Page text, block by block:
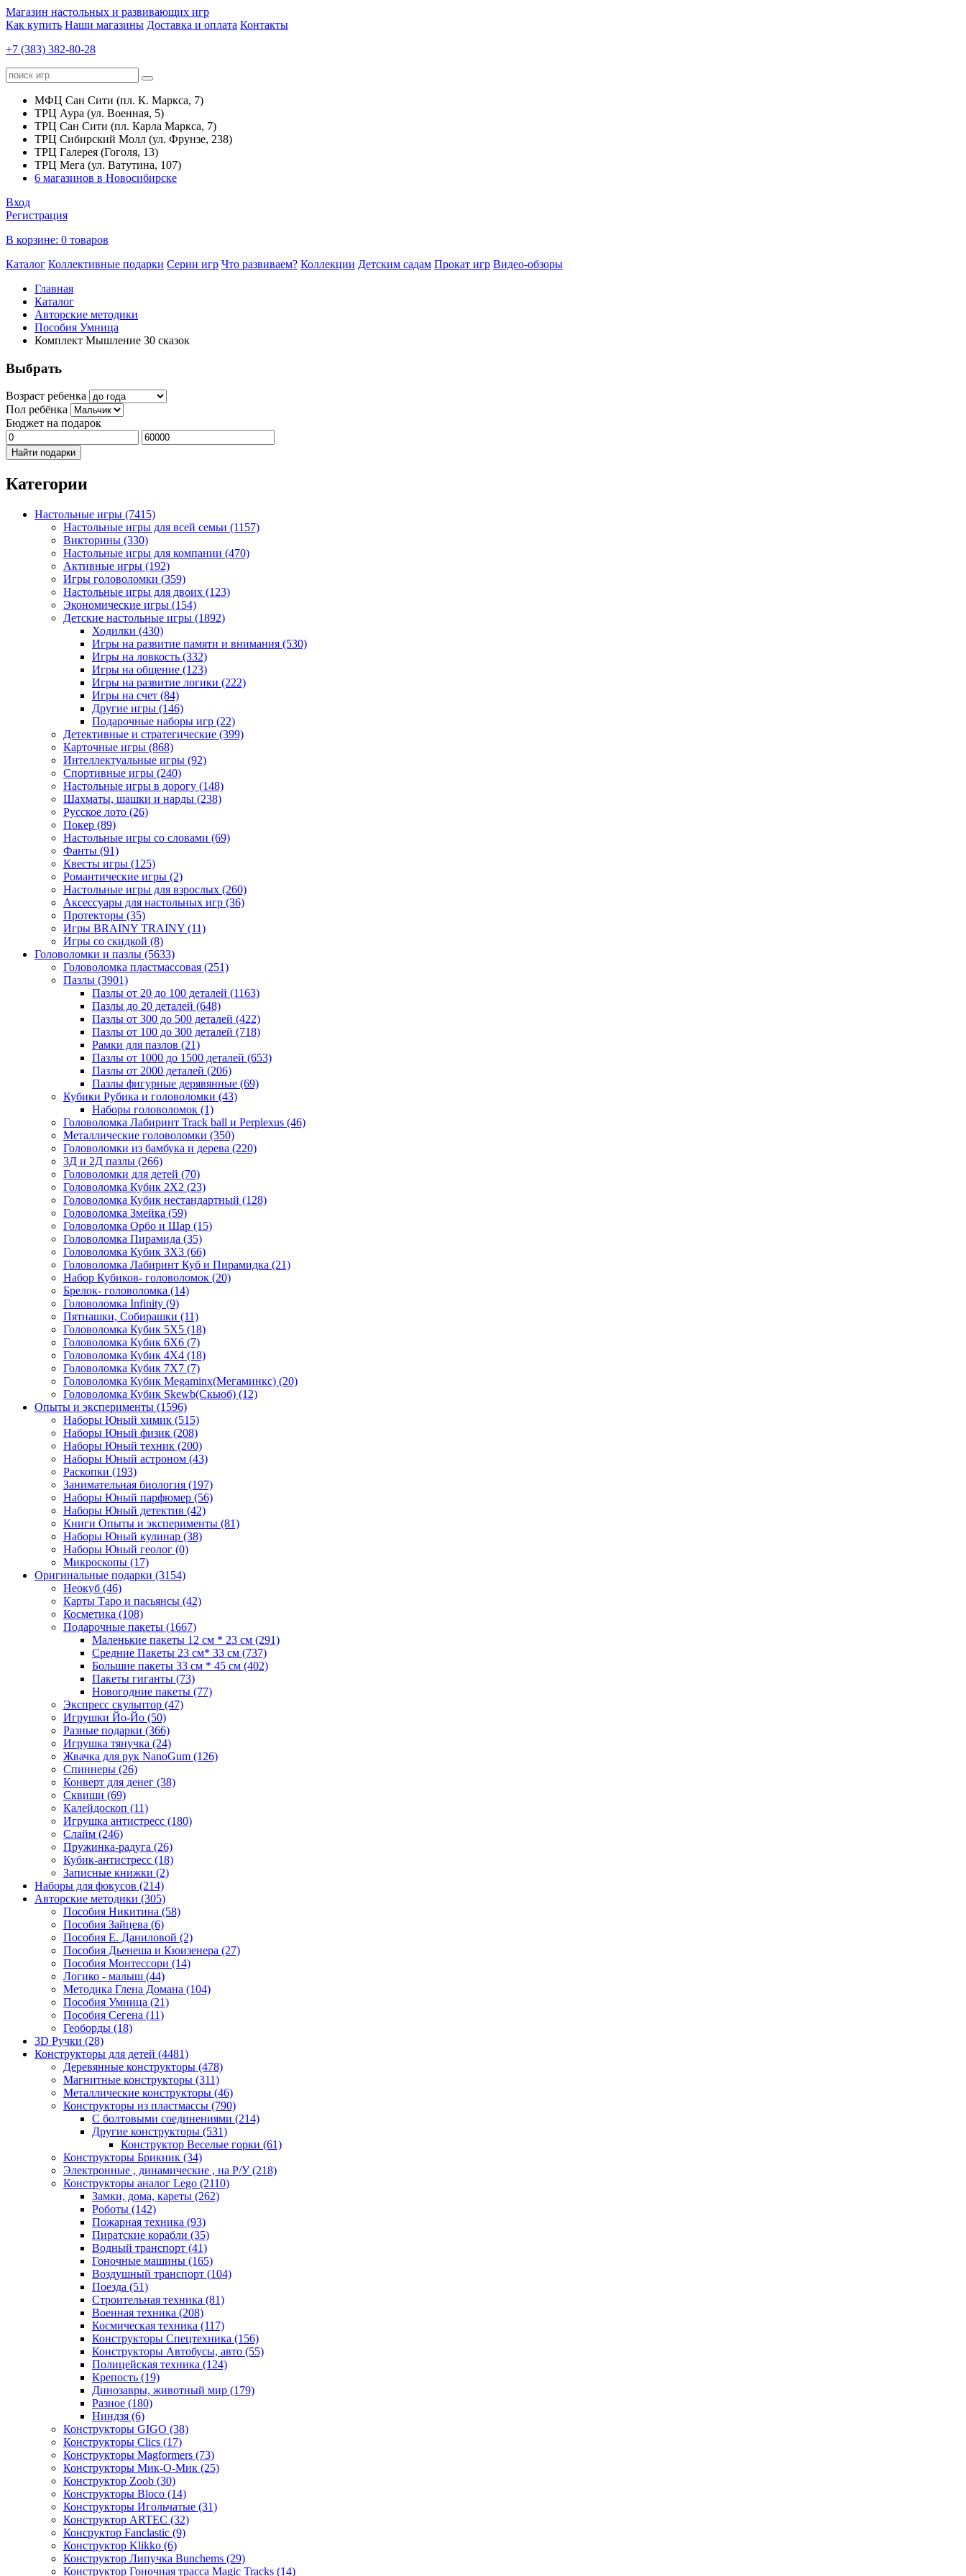
Магазин настольных и развивающих игр
Как купить Наши магазины Доставка и оплата Контакты
+7 (383) 382-80-28
МФЦ Сан Сити (пл. К. Маркса, 7)
ТРЦ Аура (ул. Военная, 5)
ТРЦ Сан Сити (пл. Карла Маркса, 7)
ТРЦ Сибирский Молл (ул. Фрунзе, 238)
ТРЦ Галерея (Гоголя, 13)
ТРЦ Мега (ул. Ватутина, 107)
6 магазинов в Новосибирске
Вход
Регистрация
В корзине: 0 товаров
Каталог Коллективные подарки Серии игр Что развиваем? Коллекции Детским садам Прокат игр Видео-обзоры
Главная
Каталог
Авторские методики
Пособия Умница
Комплект Мышление 30 сказок
Выбрать
Возраст ребенка
Пол ребёнка
Бюджет на подарок
Найти подарки
Категории
Настольные игры (7415)
Настольные игры для всей семьи (1157)
Викторины (330)
Настольные игры для компании (470)
Активные игры (192)
Игры головоломки (359)
Настольные игры для двоих (123)
Экономические игры (154)
Детские настольные игры (1892)
Ходилки (430)
Игры на развитие памяти и внимания (530)
Игры на ловкость (332)
Игры на общение (123)
Игры на развитие логики (222)
Игры на счет (84)
Другие игры (146)
Подарочные наборы игр (22)
Детективные и стратегические (399)
Карточные игры (868)
Интеллектуальные игры (92)
Спортивные игры (240)
Настольные игры в дорогу (148)
Шахматы, шашки и нарды (238)
Русское лото (26)
Покер (89)
Настольные игры со словами (69)
Фанты (91)
Квесты игры (125)
Романтические игры (2)
Настольные игры для взрослых (260)
Аксессуары для настольных игр (36)
Протекторы (35)
Игры BRAINY TRAINY (11)
Игры со скидкой (8)
Головоломки и пазлы (5633)
Головоломка пластмассовая (251)
Пазлы (3901)
Пазлы от 20 до 100 деталей (1163)
Пазлы до 20 деталей (648)
Пазлы от 300 до 500 деталей (422)
Пазлы от 100 до 300 деталей (718)
Рамки для пазлов (21)
Пазлы от 1000 до 1500 деталей (653)
Пазлы от 2000 деталей (206)
Пазлы фигурные дерявянные (69)
Кубики Рубика и головоломки (43)
Наборы головоломок (1)
Головоломка Лабиринт Track ball и Perplexus (46)
Металлические головоломки (350)
Головоломки из бамбука и дерева (220)
3Д и 2Д пазлы (266)
Головоломки для детей (70)
Головоломка Кубик 2Х2 (23)
Головоломка Кубик нестандартный (128)
Головоломка Змейка (59)
Головоломка Орбо и Шар (15)
Головоломка Пирамида (35)
Головоломка Кубик 3Х3 (66)
Головоломка Лабиринт Куб и Пирамидка (21)
Набор Кубиков- головоломок (20)
Брелок- головоломка (14)
Головоломка Infinity (9)
Пятнашки, Собирашки (11)
Головоломка Кубик 5Х5 (18)
Головоломка Кубик 6Х6 (7)
Головоломка Кубик 4Х4 (18)
Головоломка Кубик 7Х7 (7)
Головоломка Кубик Megaminx(Мегаминкс) (20)
Головоломка Кубик Skewb(Скьюб) (12)
Опыты и эксперименты (1596)
Наборы Юный химик (515)
Наборы Юный физик (208)
Наборы Юный техник (200)
Наборы Юный астроном (43)
Раскопки (193)
Занимательная биология (197)
Наборы Юный парфюмер (56)
Наборы Юный детектив (42)
Книги Опыты и эксперименты (81)
Наборы Юный кулинар (38)
Наборы Юный геолог (0)
Микроскопы (17)
Оригинальные подарки (3154)
Неокуб (46)
Карты Таро и пасьянсы (42)
Косметика (108)
Подарочные пакеты (1667)
Маленькие пакеты 12 см * 23 см (291)
Средние Пакеты 23 см* 33 см (737)
Большие пакеты 33 см * 45 см (402)
Пакеты гиганты (73)
Новогодние пакеты (77)
Экспресс скульптор (47)
Игрушки Йо-Йо (50)
Разные подарки (366)
Игрушка тянучка (24)
Жвачка для рук NanoGum (126)
Спиннеры (26)
Конверт для денег (38)
Сквиши (69)
Калейдоскоп (11)
Игрушка антистресс (180)
Слайм (246)
Пружинка-радуга (26)
Кубик-антистресс (18)
Записные книжки (2)
Наборы для фокусов (214)
Авторские методики (305)
Пособия Никитина (58)
Пособия Зайцева (6)
Пособия Е. Даниловой (2)
Пособия Дьенеша и Кюизенера (27)
Пособия Монтессори (14)
Логико - малыш (44)
Методика Глена Домана (104)
Пособия Умница (21)
Пособия Сегена (11)
Геоборды (18)
3D Ручки (28)
Конструкторы для детей (4481)
Деревянные конструкторы (478)
Магнитные конструкторы (311)
Металлические конструкторы (46)
Конструкторы из пластмассы (790)
С болтовыми соединениями (214)
Другие конструкторы (531)
Конструктор Веселые горки (61)
Конструкторы Брикник (34)
Электронные , динамические , на Р/У(218)
Конструкторы аналог Lego (2110)
Замки, дома, кареты (262)
Роботы (142)
Пожарная техника (93)
Пиратские корабли (35)
Водный транспорт (41)
Гоночные машины (165)
Воздушный транспорт (104)
Поезда (51)
Строительная техника (81)
Военная техника (208)
Космическая техника (117)
Конструкторы Спецтехника (156)
Конструкторы Автобусы, авто (55)
Полицейская техника (124)
Крепость (19)
Динозавры, животный мир (179)
Разное (180)
Ниндзя (6)
Конструкторы GIGO (38)
Конструкторы Clics (17)
Конструкторы Magformers (73)
Конструкторы Мик-О-Мик (25)
Конструктор Zoob (30)
Конструкторы Bloco (14)
Конструкторы Игольчатые (31)
Конструктор ARTEC (32)
Консруктор Fanclastic (9)
Конструктор Klikko (6)
Конструктор Липучка Bunchems (29)
Конструктор Гоночная трасса Magic Tracks (14)